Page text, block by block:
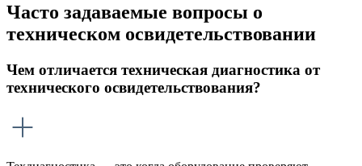
Часто задаваемые вопросы о
техническом освидетельствовании
Чем отличается техническая диагностика от
технического освидетельствования?